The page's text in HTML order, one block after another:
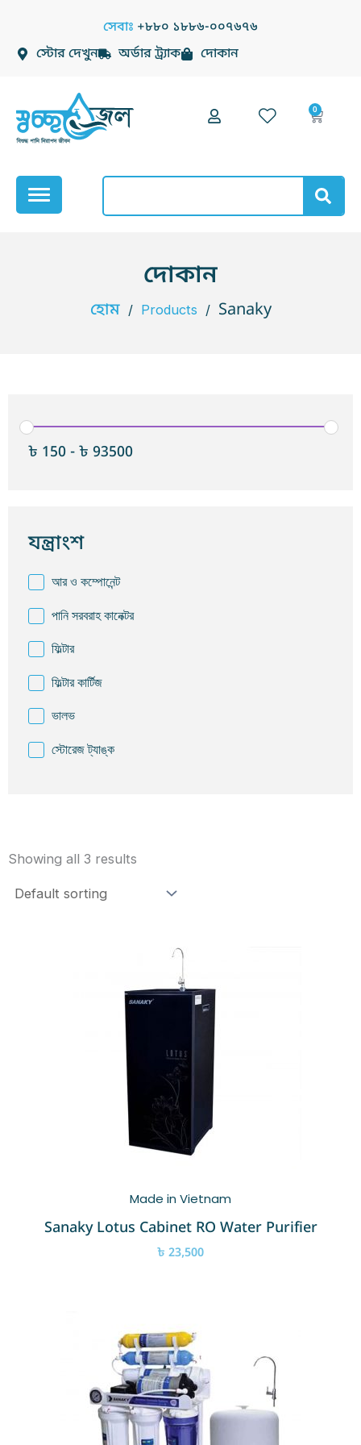
content
সেবাঃ +৮৮০ ১৮৮৬-০০৭৬৭৬
স্টোর দেখুন
অর্ডার ট্র্যাক দোকান
0
Cart
দোকান
হোম / Products / Sanaky
৳ 150 - ৳ 93500
যন্ত্রাংশ
আর ও কম্পোনেন্ট
পানি সরবরাহ কানেক্টর
ফিল্টার
ফিল্টার কার্টিজ
ভালভ
স্টোরেজ ট্যাঙ্ক
Showing all 3 results
Made in Vietnam
Sanaky Lotus Cabinet RO Water Purifier
৳ 23,500